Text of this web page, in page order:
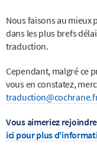
Nous faisons au mieux
dans les plus brefs
traduction.
Cependant, malgré ce
vous en constatez,
Vous aimeriez
ici pour plus